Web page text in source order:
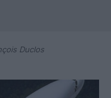
Duclos